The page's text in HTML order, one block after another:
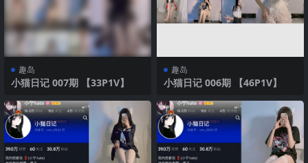
趣岛
小猫日记 007期 【33P1V】
趣岛
小猫日记 006期 【46P1V】